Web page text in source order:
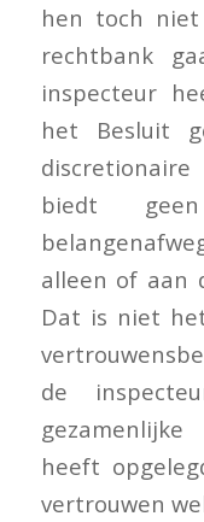
hen toch niet
rechtbank
inspecteur
het Besluit
biedt
alleen of aan
Dat is niet
de
heeft
vertrouwen